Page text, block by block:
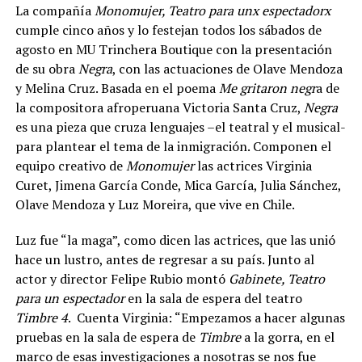
La compañíaMonomujer, Teatro para unx espectadorx
cumple cinco años y lo festejan todos los sábados de
agosto en MU Trinchera Boutique con la presentación
de su obraNegra, con las actuaciones de Olave Mendoza
y Melina Cruz. Basada en el poemaMe gritaron negra de
la compositora afroperuana Victoria Santa Cruz, Negra
es una pieza que cruza lenguajes –el teatral y el musical-
para plantear el tema de la inmigración. Componen el
equipo creativo deMonomujerlas actrices Virginia
Curet, Jimena García Conde, Mica García, Julia Sánchez,
Olave Mendoza y Luz Moreira, que vive en Chile.
Luz fue “la maga”, como dicen las actrices, que las unió
hace un lustro, antes de regresar a su país. Junto al
actor y director Felipe Rubio montó Gabinete, Teatro
para un espectadoren la sala de espera del teatro
Timbre 4. Cuenta Virginia: “Empezamos a hacer algunas
pruebas en la sala de espera de Timbrea la gorra, en el
marco de esas investigaciones a nosotras se nos fue